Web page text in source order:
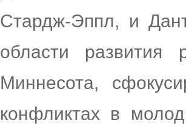
Стардж-Эппл, и
области развития
Миннесота,
конфликтах в